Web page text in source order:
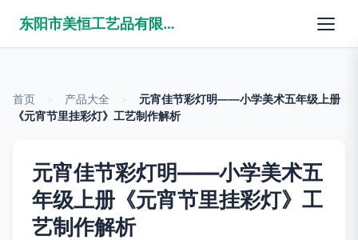
东阳市美恒工艺品有限公司
首页 产品大全
元宵佳节彩灯明——小学美术五年级上册
《元宵节里挂彩灯》工艺制作解析
元宵佳节彩灯明——小学美术五
年级上册《元宵节里挂彩灯》工
艺制作解析